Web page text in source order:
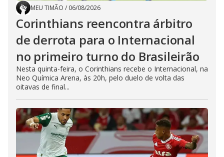
MEU TIMÃO / 06/08/2026
Corinthians reencontra árbitro
de derrota para o Internacional
no primeiro turno do Brasileirão
Nesta quinta-feira, o Corinthians recebe o Internacional, na
Neo Química Arena, às 20h, pelo duelo de volta das
oitavas de final...